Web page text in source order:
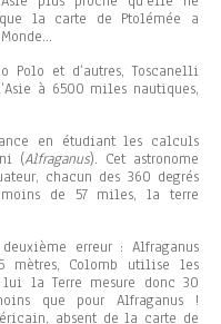
la carte de Ptolémée a
Polo et d’autres, Toscanelli
à 6500 miles nautiques,
en étudiant les calculs
(Alfraganus). Cet astronome
chacun des 360 degrés
de 57 miles, la terre
erreur : Alfraganus
mètres, Colomb utilise les
la Terre mesure donc 30
que pour Alfraganus !
absent de la carte de